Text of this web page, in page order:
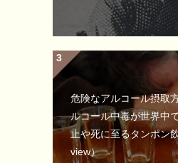
危険なアルコール摂取
ルコール中毒が世界中
止や死に至るタンポン
view）